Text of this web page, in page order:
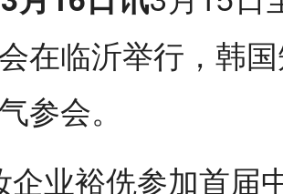
在临沂举行，韩
参会。